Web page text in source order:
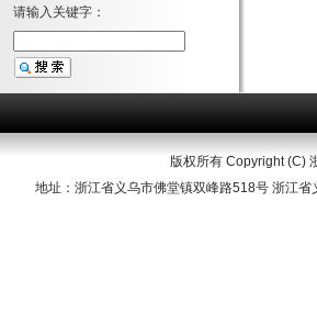
请输入关键字：
版权所有 Copyright (C)
地址：浙江省义乌市佛堂镇双峰路518号 浙江